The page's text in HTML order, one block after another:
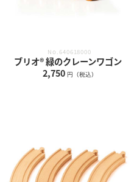
No.640618000
ブリオ® 緑のクレーンワゴン
2,750 円（税込）